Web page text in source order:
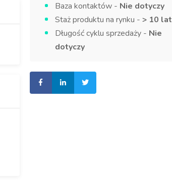
Baza kontaktów - Nie dotyczy
Staż produktu na rynku - > 10 lat
Długość cyklu sprzedaży - Nie
dotyczy